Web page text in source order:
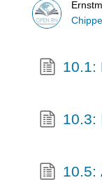
10.1:
10.3:
10.5: